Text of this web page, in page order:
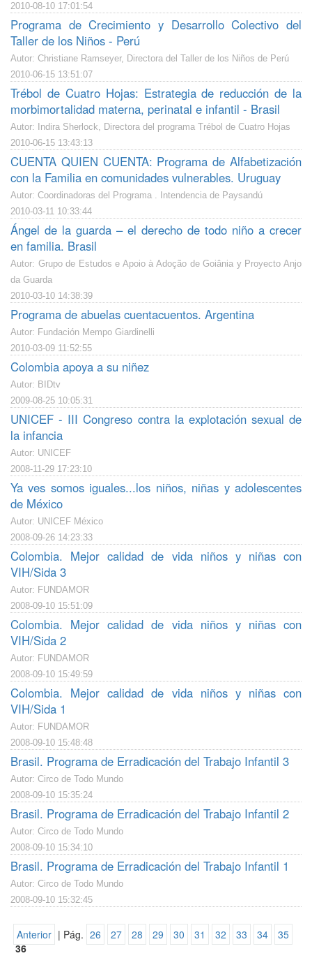
2010-08-10 17:01:54
Programa de Crecimiento y Desarrollo Colectivo del
Taller de los Niños - Perú
Autor: Christiane Ramseyer, Directora del Taller de los Niños de Perú
2010-06-15 13:51:07
Trébol de Cuatro Hojas: Estrategia de reducción de la
morbimortalidad materna, perinatal e infantil - Brasil
Autor: Indira Sherlock, Directora del programa Trébol de Cuatro Hojas
2010-06-15 13:43:13
CUENTA QUIEN CUENTA: Programa de Alfabetización
con la Familia en comunidades vulnerables. Uruguay
Autor: Coordinadoras del Programa . Intendencia de Paysandú
2010-03-11 10:33:44
Ángel de la guarda – el derecho de todo niño a crecer
en familia. Brasil
Autor: Grupo de Estudos e Apoio à Adoção de Goiânia y Proyecto Anjo
da Guarda
2010-03-10 14:38:39
Programa de abuelas cuentacuentos. Argentina
Autor: Fundación Mempo Giardinelli
2010-03-09 11:52:55
Colombia apoya a su niñez
Autor: BIDtv
2009-08-25 10:05:31
UNICEF - III Congreso contra la explotación sexual de
la infancia
Autor: UNICEF
2008-11-29 17:23:10
Ya ves somos iguales...los niños, niñas y adolescentes
de México
Autor: UNICEF México
2008-09-26 14:23:33
Colombia. Mejor calidad de vida niños y niñas con
VIH/Sida 3
Autor: FUNDAMOR
2008-09-10 15:51:09
Colombia. Mejor calidad de vida niños y niñas con
VIH/Sida 2
Autor: FUNDAMOR
2008-09-10 15:49:59
Colombia. Mejor calidad de vida niños y niñas con
VIH/Sida 1
Autor: FUNDAMOR
2008-09-10 15:48:48
Brasil. Programa de Erradicación del Trabajo Infantil 3
Autor: Circo de Todo Mundo
2008-09-10 15:35:24
Brasil. Programa de Erradicación del Trabajo Infantil 2
Autor: Circo de Todo Mundo
2008-09-10 15:34:10
Brasil. Programa de Erradicación del Trabajo Infantil 1
Autor: Circo de Todo Mundo
2008-09-10 15:32:45
Anterior | Pág. 26 27 28 29 30 31 32 33 34
35
36